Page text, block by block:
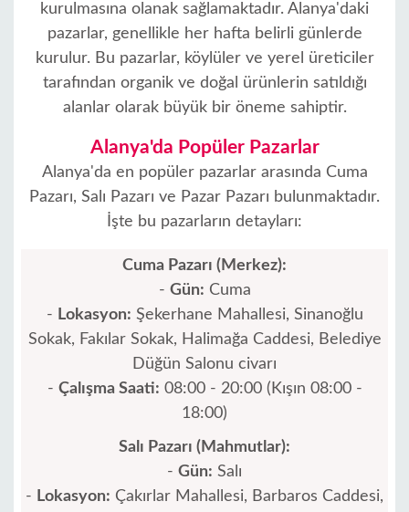
kurulmasına olanak sağlamaktadır. Alanya'daki
pazarlar, genellikle her hafta belirli günlerde
kurulur. Bu pazarlar, köylüler ve yerel üreticiler
tarafından organik ve doğal ürünlerin satıldığı
alanlar olarak büyük bir öneme sahiptir.
Alanya'da Popüler Pazarlar
Alanya'da en popüler pazarlar arasında Cuma
Pazarı, Salı Pazarı ve Pazar Pazarı bulunmaktadır.
İşte bu pazarların detayları:
Cuma Pazarı (Merkez):
- Gün: Cuma
- Lokasyon: Şekerhane Mahallesi, Sinanoğlu
Sokak, Fakılar Sokak, Halimağa Caddesi, Belediye
Düğün Salonu civarı
- Çalışma Saati: 08:00 - 20:00 (Kışın 08:00 -
18:00)
Salı Pazarı (Mahmutlar):
- Gün: Salı
- Lokasyon: Çakırlar Mahallesi, Barbaros Caddesi,